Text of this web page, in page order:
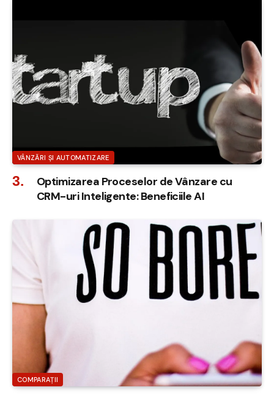
VÂNZĂRI ȘI AUTOMATIZARE
Optimizarea Proceselor de Vânzare cu
CRM-uri Inteligente: Beneficiile AI
COMPARAȚII